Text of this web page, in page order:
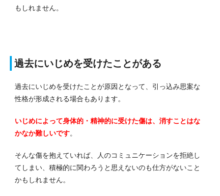
もしれません。
過去にいじめを受けたことがある
過去にいじめを受けたことが原因となって、引っ込み思案な
性格が形成される場合もあります。
いじめによって身体的・精神的に受けた傷は、消すことはな
かなか難しいです。
そんな傷を抱えていれば、人のコミュニケーションを拒絶し
てしまい、積極的に関わろうと思えないのも仕方がないこと
かもしれません。